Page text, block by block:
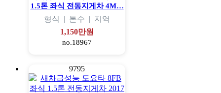
1.5톤 좌식 전동지게차 4M…
형식 | 톤수 | 지역
1,150만원
no.18967
9795